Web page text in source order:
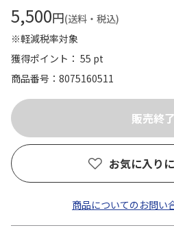
5,500円(送料・税込)
※軽減税率対象
獲得ポイント： 55 pt
商品番号
8075160511
お気に入り
商品についてのお問い